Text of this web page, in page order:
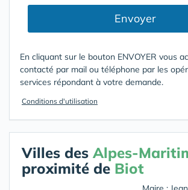
Envoyer
En cliquant sur le bouton ENVOYER vous
contacté par mail ou téléphone par les
services répondant à votre demande.
Conditions d'utilisation
Villes des Alpes-
proximité de Biot